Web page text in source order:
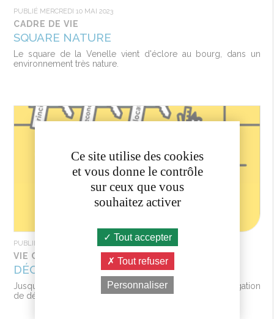
PUBLIÉ MERCREDI 10 MAI 2023
CADRE DE VIE
SQUARE NATURE
Le square de la Venelle vient d'éclore au bourg, dans un
environnement très nature.
PUBLIÉ MERCREDI 10 MAI 2023
VIE CITOYENNE
DÉCLAREZ VOS BIENS IMMOBILIERS
Jusqu'au 30 juin inclus, tous les propriétaires ont obligation
de déclarer leurs biens immobiliers
Ce site utilise des cookies
et vous donne le contrôle
sur ceux que vous
souhaitez activer
Tout accepter
Tout refuser
Personnaliser